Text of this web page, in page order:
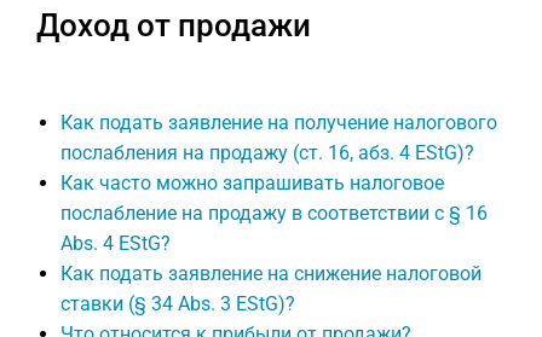
Доход от продажи
Как подать заявление на получение налогового
послабления на продажу (ст. 16, абз. 4 EStG)?
Как часто можно запрашивать налоговое
послабление на продажу в соответствии с § 16
Abs. 4 EStG?
Как подать заявление на снижение налоговой
ставки (§ 34 Abs. 3 EStG)?